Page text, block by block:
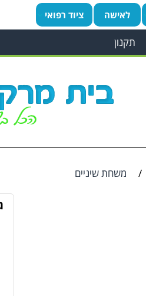
תקנון
לאישה ציוד רפואי
/ משחת שיניים